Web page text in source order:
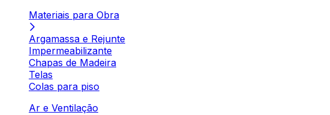
Materiais para Obra
Argamassa e Rejunte
Impermeabilizante
Chapas de Madeira
Telas
Colas para piso
Ar e Ventilação